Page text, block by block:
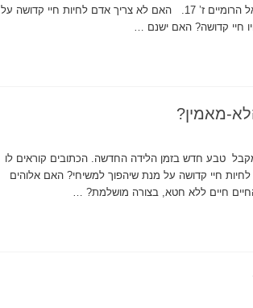
והמושחת אשר אתו נולד. הוא אינו נעלם בלידה החדשה. אל הרומיים ז’ 17. האם לא צריך אדם לחיות חיי קדושה על
חיי קדושה? האם ישנם …
מאמין?
טבע חדש בזמן הלידה החדשה. הכתובים קוראים לו
א’ 4. האם לא צריך אדם לחיות חיי קדושה על מנת שיהפוך למשיחי? האם אלוהים
חיים ללא חטא, בצורה מושלמת? …